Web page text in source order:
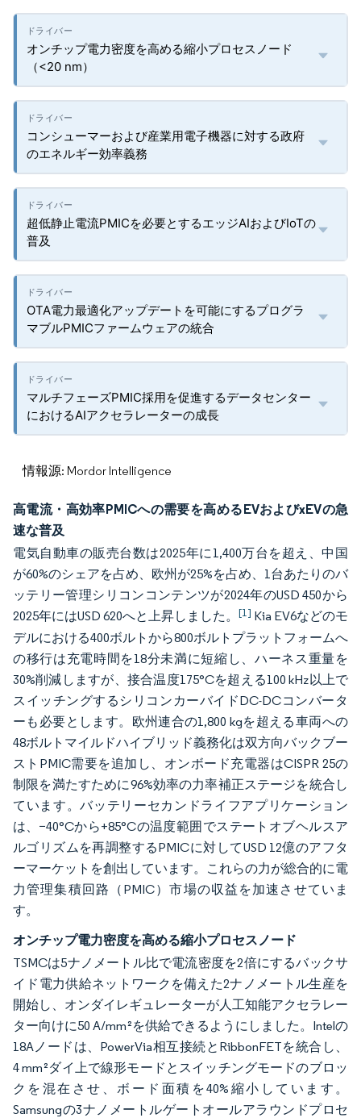
オンチップ電力密度を高める縮小プロセスノード
（<20 nm）
コンシューマーおよび産業用電子機器に対する政府
のエネルギー効率義務
超低静止電流PMICを必要とするエッジAIおよびIoTの
普及
OTA電力最適化アップデートを可能にするプログラ
マブルPMICファームウェアの統合
マルチフェーズPMIC採用を促進するデータセンター
におけるAIアクセラレーターの成長
情報源: Mordor Intelligence
高電流・高効率PMICへの需要を高めるEVおよびxEVの急
速な普及
電気自動車の販売台数は2025年に1,400万台を超え、中国
が60%のシェアを占め、欧州が25%を占め、1台あたりのバ
ッテリー管理シリコンコンテンツが2024年のUSD 450から
2025年にはUSD 620へと上昇しました。 [1] Kia EV6などのモ
デルにおける400ボルトから800ボルトプラットフォームへ
の移行は充電時間を18分未満に短縮し、ハーネス重量を
30%削減しますが、接合温度175°Cを超える100 kHz以上で
スイッチングするシリコンカーバイドDC-DCコンバータ
ーも必要とします。欧州連合の1,800 kgを超える車両への
48ボルトマイルドハイブリッド義務化は双方向バックブー
ストPMIC需要を追加し、オンボード充電器はCISPR 25の
制限を満たすために96%効率の力率補正ステージを統合し
ています。バッテリーセカンドライフアプリケーション
は、−40°Cから+85°Cの温度範囲でステートオブヘルスア
ルゴリズムを再調整するPMICに対してUSD 12億のアフタ
ーマーケットを創出しています。これらの力が総合的に電
力管理集積回路（PMIC）市場の収益を加速させていま
す。
オンチップ電力密度を高める縮小プロセスノード
TSMCは5ナノメートル比で電流密度を2倍にするバックサ
イド電力供給ネットワークを備えた2ナノメートル生産を
開始し、オンダイレギュレーターが人工知能アクセラレー
ター向けに50 A/mm²を供給できるようにしました。Intelの
18Aノードは、PowerVia相互接続とRibbonFETを統合し、
4 mm²ダイ上で線形モードとスイッチングモードのブロッ
クを混在させ、ボード面積を40%縮小しています。
Samsungの3ナノメートルゲートオールアラウンドプロセ